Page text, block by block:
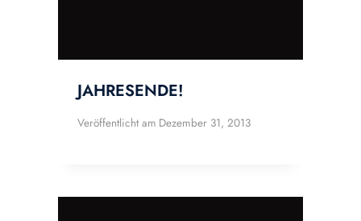
JAHRESENDE!
Veröffentlicht am Dezember 31, 2013